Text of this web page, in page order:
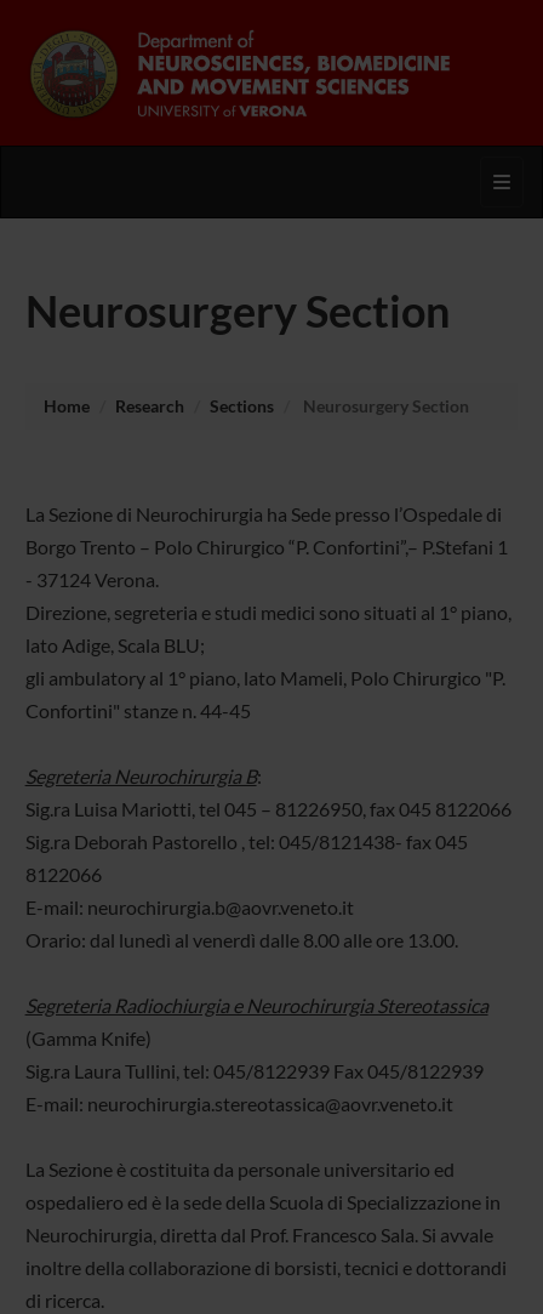
Neurosurgery Section
Home Research Sections Neurosurgery Section
La Sezione di Neurochirurgia ha Sede presso l’Ospedale di
Borgo Trento – Polo Chirurgico “P. Confortini”,– P.Stefani 1
- 37124 Verona.
Direzione, segreteria e studi medici sono situati al 1° piano,
lato Adige, Scala BLU;
gli ambulatory al 1° piano, lato Mameli, Polo Chirurgico "P.
Confortini" stanze n. 44-45
Segreteria Neurochirurgia B:
Sig.ra Luisa Mariotti, tel 045 – 81226950, fax 045 8122066
Sig.ra Deborah Pastorello , tel: 045/8121438- fax 045
8122066
E-mail: neurochirurgia.b@aovr.veneto.it
Orario: dal lunedì al venerdì dalle 8.00 alle ore 13.00.
Segreteria Radiochiurgia e Neurochirurgia Stereotassica
(Gamma Knife)
Sig.ra Laura Tullini, tel: 045/8122939 Fax 045/8122939
E-mail: neurochirurgia.stereotassica@aovr.veneto.it
La Sezione è costituita da personale universitario ed
ospedaliero ed è la sede della Scuola di Specializzazione in
Neurochirurgia, diretta dal Prof. Francesco Sala. Si avvale
inoltre della collaborazione di borsisti, tecnici e dottorandi
di ricerca.